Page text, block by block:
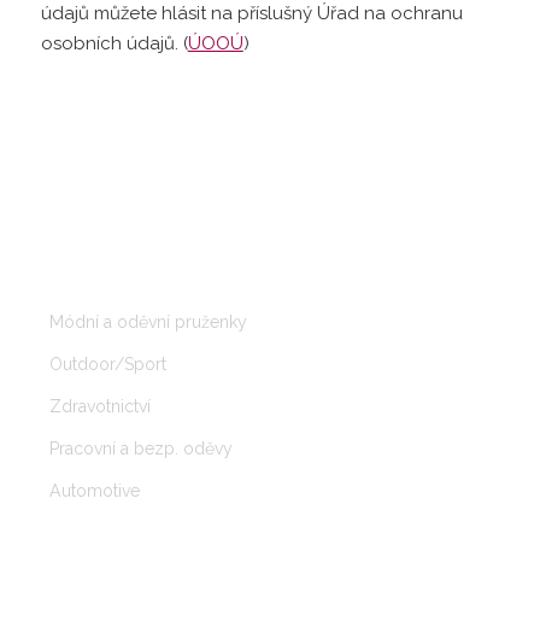
údajů můžete hlásit na příslušný Úřad na ochranu
osobních údajů. (ÚOOÚ)
Módní a oděvní pruženky
Outdoor/Sport
Zdravotnictví
Pracovní a bezp. oděvy
Automotive